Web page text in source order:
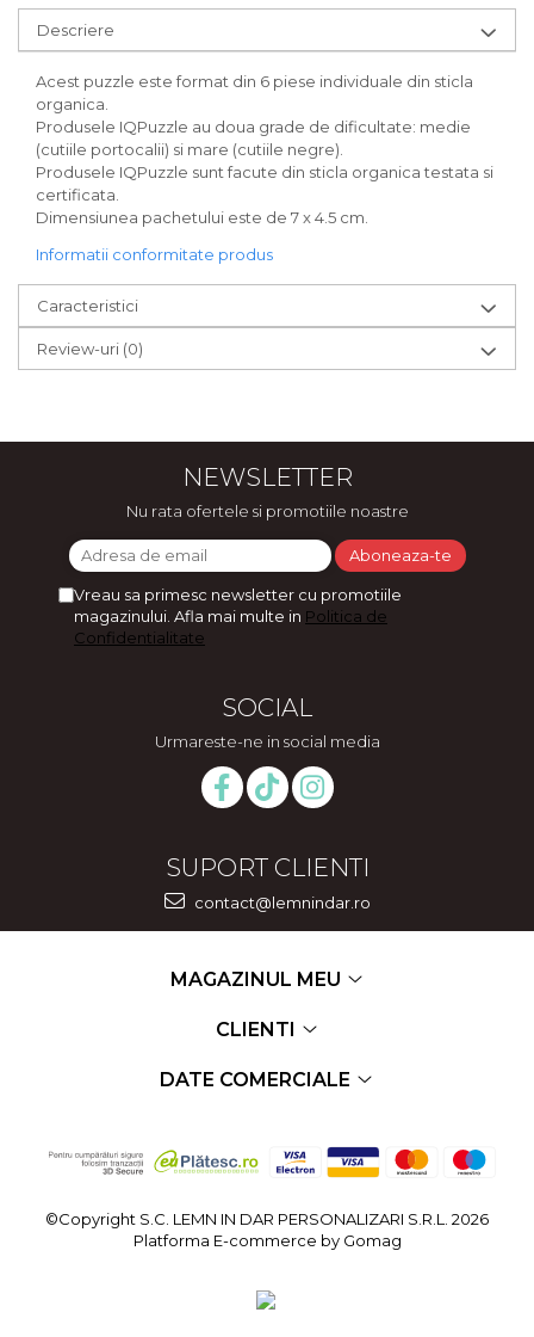
Descriere
Acest puzzle este format din 6 piese individuale din sticla
organica.
Produsele IQPuzzle au doua grade de dificultate: medie
(cutiile portocalii) si mare (cutiile negre).
Produsele IQPuzzle sunt facute din sticla organica testata si
certificata.
Dimensiunea pachetului este de 7 x 4.5 cm.
Informatii conformitate produs
Caracteristici
Review-uri (0)
NEWSLETTER
Nu rata ofertele si promotiile noastre
Vreau sa primesc newsletter cu promotiile
magazinului. Afla mai multe in Politica de
Confidentialitate
SOCIAL
Urmareste-ne in social media
SUPORT CLIENTI
contact@lemnindar.ro
MAGAZINUL MEU
CLIENTI
DATE COMERCIALE
©Copyright S.C. LEMN IN DAR PERSONALIZARI S.R.L. 2026
Platforma E-commerce by Gomag